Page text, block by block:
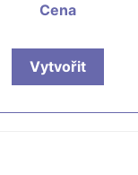
Cena
Vytvořit